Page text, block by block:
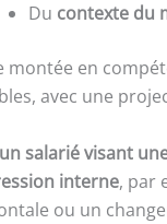
Du contexte du
montée en
avec une
salarié visant
interne, par
ou un